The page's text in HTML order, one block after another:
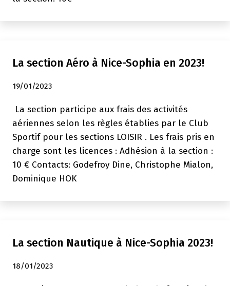
La section Aéro à Nice-Sophia en 2023!
19/01/2023
‌ La section participe aux frais des activités
aériennes selon les règles établies par le Club
Sportif pour les sections LOISIR . Les frais pris en
charge sont les licences : Adhésion à la section :
10 € Contacts: Godefroy Dine, Christophe Mialon,
Dominique HOK
La section Nautique à Nice-Sophia 2023!
18/01/2023